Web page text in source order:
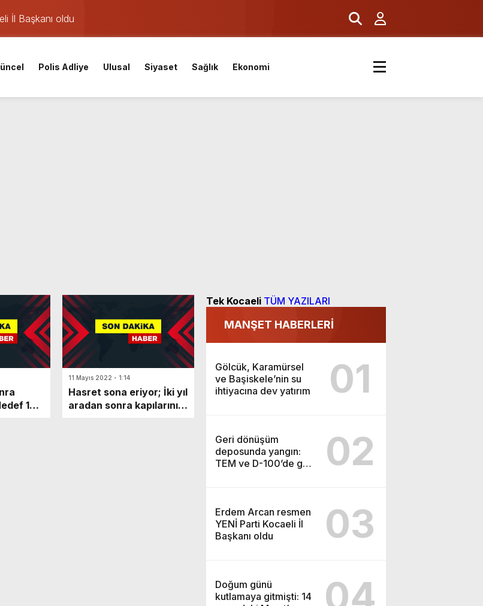
İl Başkanı oldu
Murat’ın şüpheli ölümünde korkunç gerçek
alevler yükseliyor
Polis Adliye Ulusal Siyaset Sağlık Ekonomi
1
11 Mayıs 2022 - 1:14
Hasret sona eriyor; İki yıl
aradan sonra kapılarını
Tek Kocaeli TÜM YAZILARI
MANŞET HABERLERİ
Gölcük, Karamürsel
ve Başiskele’nin su
ihtiyacına dev yatırım
01
Geri dönüşüm
deposunda yangın:
TEM ve D-100’de göz
02
Erdem Arcan resmen
YENİ Parti Kocaeli İl
Başkanı oldu
03
Doğum günü
kutlamaya gitmişti: 14
04